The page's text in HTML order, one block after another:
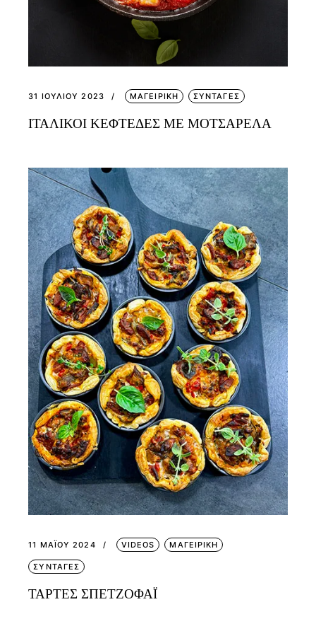
31 ΙΟΥΛΊΟΥ 2023 ΜΑΓΕΙΡΙΚΗ ΣΥΝΤΑΓΕΣ
ΙΤΑΛΙΚΟΙ ΚΕΦΤΕΔΕΣ ΜΕ ΜΟΤΣΑΡΕΛΑ
11 ΜΑΪ́ΟΥ 2024 VIDEOS ΜΑΓΕΙΡΙΚΗ
ΣΥΝΤΑΓΕΣ
ΤΑΡΤΕΣ ΣΠΕΤΖΟΦΑΪ